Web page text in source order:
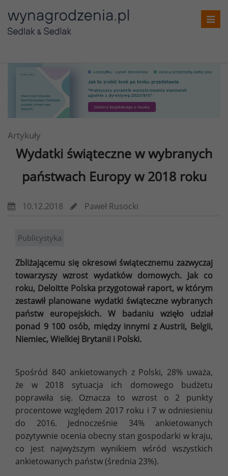
Artykuły
Wydatki świąteczne w wybranych
państwach Europy w 2018 roku
10.12.2018 Paweł Rusocki
Publicystyka
Zbliżającemu się okresowi świątecznemu zazwyczaj
towarzyszy wzrost wydatków domowych. Jak co
roku, Deloitte Polska przygotował raport, w którym
zestawił planowane wydatki świąteczne wybranych
państw europejskich. W badaniu wzięło udział
ponad 9 100 osób, między innymi z Austrii, Belgii,
Niemiec, Wielkiej Brytanii i Polski.
Spośród 840 ankietowanych z Polski, 28% uważa,
że w 2018 sytuacja ich domowego budżetu
poprawiła się. Oznacza to wzrost o 2 punkty
procentowe względem 2017 roku i 7 w odniesieniu
do 2016. Jednocześnie 34% ankietowanych
pozytywnie ocenia obecny stan gospodarki w kraju,
co jest najwyższym wynikiem wśród wszystkich
ankietowanych państw (średnia 23%).